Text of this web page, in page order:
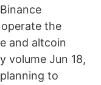
the
and altcoin
volume Jun 18,
to